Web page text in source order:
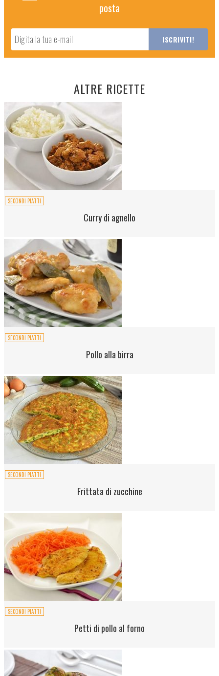
posta
ALTRE RICETTE
SECONDI PIATTI
Curry di agnello
SECONDI PIATTI
Pollo alla birra
SECONDI PIATTI
Frittata di zucchine
SECONDI PIATTI
Petti di pollo al forno